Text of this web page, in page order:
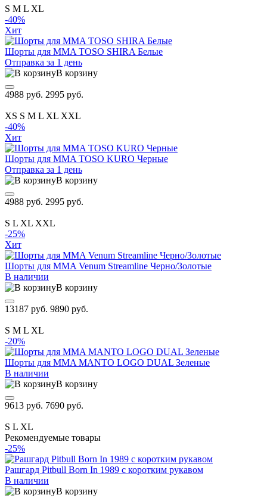
S M L XL
-40%
Хит
Шорты для MMA TOSO SHIRA Белые
Отправка за 1 день
В корзину
4988 руб. 2995 руб.
XS S M L XL XXL
-40%
Хит
Шорты для MMA TOSO KURO Черные
Отправка за 1 день
В корзину
4988 руб. 2995 руб.
S L XL XXL
-25%
Хит
Шорты для MMA Venum Streamline Черно/Золотые
В наличии
В корзину
13187 руб. 9890 руб.
S M L XL
-20%
Шорты для MMA MANTO LOGO DUAL Зеленые
В наличии
В корзину
9613 руб. 7690 руб.
S L XL
Рекомендуемые товары
-25%
Рашгард Pitbull Born In 1989 с коротким рукавом
В наличии
В корзину